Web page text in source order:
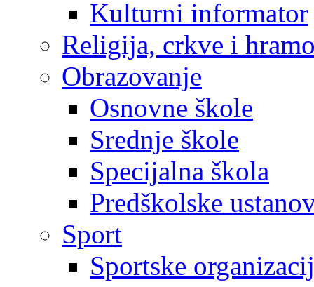
Kulturni informator
Religija, crkve i
Obrazovanje
Osnovne škole
Srednje škole
Specijalna škola
Predškolske
Sport
Sportske